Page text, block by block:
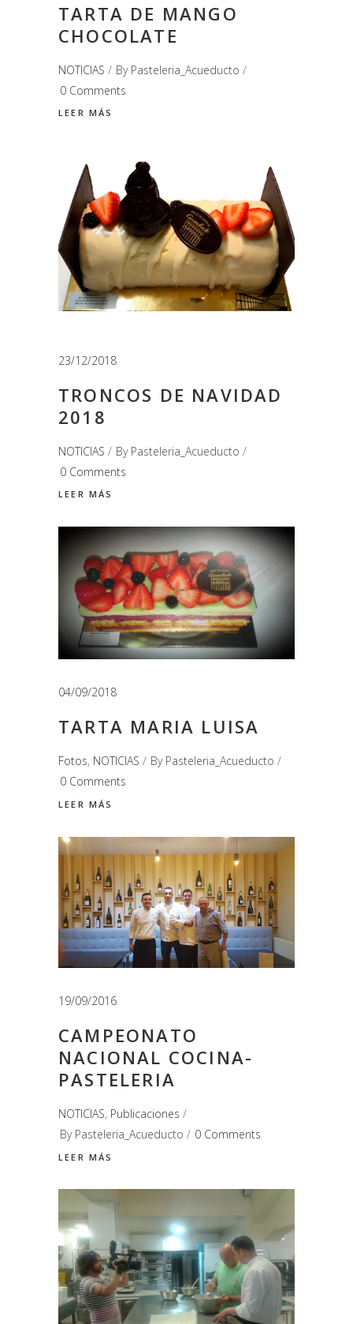
TARTA DE MANGO
CHOCOLATE
NOTICIAS By Pasteleria_Acueducto
0 Comments
LEER MÁS
23/12/2018
TRONCOS DE NAVIDAD
2018
NOTICIAS By Pasteleria_Acueducto
0 Comments
LEER MÁS
04/09/2018
TARTA MARIA LUISA
Fotos, NOTICIAS By Pasteleria_Acueducto
0 Comments
LEER MÁS
19/09/2016
CAMPEONATO
NACIONAL COCINA-
PASTELERIA
NOTICIAS, Publicaciones
By Pasteleria_Acueducto 0 Comments
LEER MÁS